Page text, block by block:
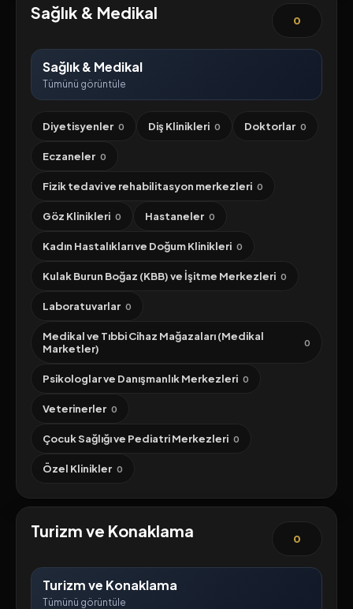
Sağlık & Medikal 0
Sağlık & Medikal
Tümünü görüntüle
Diyetisyenler 0 Diş Klinikleri 0 Doktorlar 0
Eczaneler 0
Fizik tedavi ve rehabilitasyon merkezleri 0
Göz Klinikleri 0 Hastaneler 0
Kadın Hastalıkları ve Doğum Klinikleri 0
Kulak Burun Boğaz (KBB) ve İşitme Merkezleri 0
Laboratuvarlar 0
Medikal ve Tıbbi Cihaz Mağazaları (Medikal
Marketler)
0
Psikologlar ve Danışmanlık Merkezleri 0
Veterinerler 0
Çocuk Sağlığı ve Pediatri Merkezleri 0
Özel Klinikler 0
Turizm ve Konaklama 0
Turizm ve Konaklama
Tümünü görüntüle